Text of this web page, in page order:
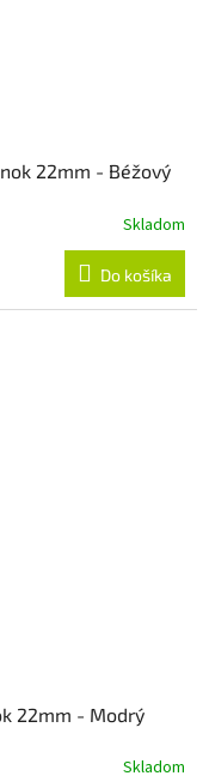
22mm - Béžový
Skladom
Do košíka
22mm - Modrý
Skladom